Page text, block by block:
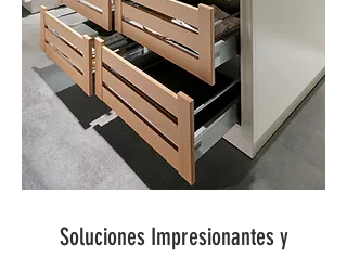
Soluciones Impresionantes y